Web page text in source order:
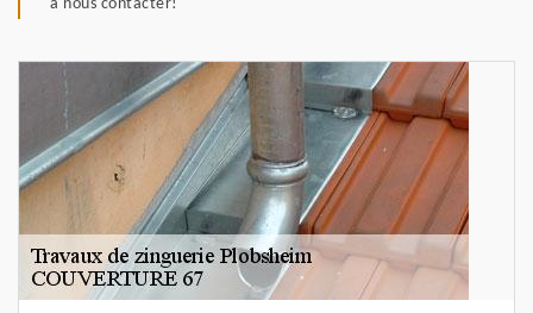
à nous contacter!